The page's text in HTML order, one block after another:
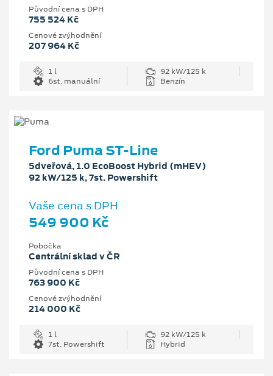
Původní cena s DPH
755 524 Kč
Cenové zvýhodnění
207 964 Kč
1 l
92 kW/125 k
6st. manuální
Benzín
Ford Puma ST-Line
5dveřová, 1.0 EcoBoost Hybrid (mHEV)
92 kW/125 k, 7st. Powershift
Vaše cena s DPH
549 900 Kč
Pobočka
Centrální sklad v ČR
Původní cena s DPH
763 900 Kč
Cenové zvýhodnění
214 000 Kč
1 l
92 kW/125 k
7st. Powershift
Hybrid